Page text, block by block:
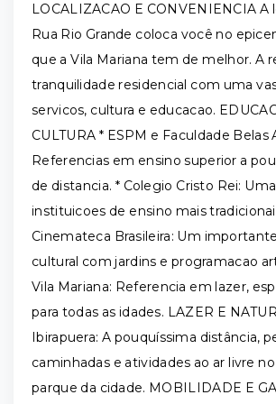
LOCALIZACAO E CONVENIENCIA A
Rua Rio Grande coloca você no
que a Vila Mariana tem de melhor. A
tranquilidade residencial com uma
servicos, cultura e educacao.
CULTURA * ESPM e Faculdade Belas
Referencias em ensino superior a
de distancia. * Colegio Cristo Rei:
instituicoes de ensino mais
Cinemateca Brasileira: Um
cultural com jardins e programacao
Vila Mariana: Referencia em lazer,
para todas as idades. LAZER E
Ibirapuera: A pouquíssima distância,
caminhadas e atividades ao ar livre
parque da cidade. MOBILIDADE E